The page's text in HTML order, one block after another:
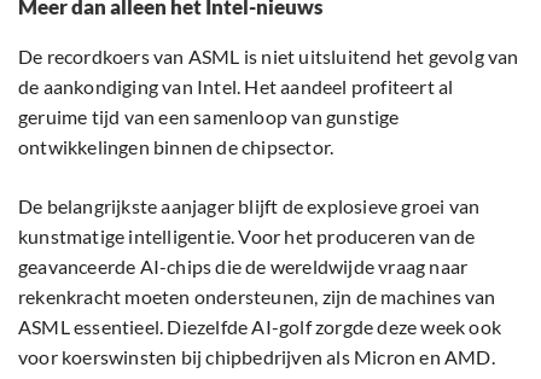
Meer dan alleen het Intel-nieuws
De recordkoers van ASML is niet uitsluitend het gevolg van
de aankondiging van Intel. Het aandeel profiteert al
geruime tijd van een samenloop van gunstige
ontwikkelingen binnen de chipsector.
De belangrijkste aanjager blijft de explosieve groei van
kunstmatige intelligentie. Voor het produceren van de
geavanceerde AI-chips die de wereldwijde vraag naar
rekenkracht moeten ondersteunen, zijn de machines van
ASML essentieel. Diezelfde AI-golf zorgde deze week ook
voor koerswinsten bij chipbedrijven als Micron en AMD.